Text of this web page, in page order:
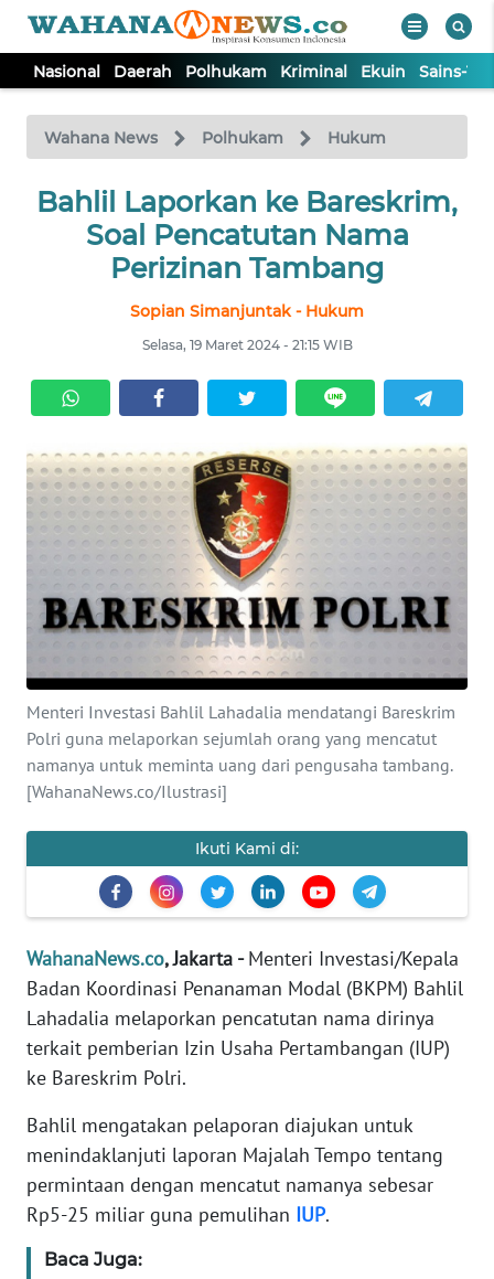
Nasional Daerah Polhukam Kriminal Ekuin Sains-
Wahana News Polhukam Hukum
Bahlil Laporkan ke Bareskrim,
Soal Pencatutan Nama
Perizinan Tambang
Sopian Simanjuntak - Hukum
Selasa, 19 Maret 2024 - 21:15 WIB
Menteri Investasi Bahlil Lahadalia mendatangi Bareskrim
Polri guna melaporkan sejumlah orang yang mencatut
namanya untuk meminta uang dari pengusaha tambang.
[WahanaNews.co/Ilustrasi]
Ikuti Kami di:
WahanaNews.co, Jakarta -Menteri Investasi/Kepala
Badan Koordinasi Penanaman Modal (BKPM) Bahlil
Lahadalia melaporkan pencatutan nama dirinya
terkait pemberian Izin Usaha Pertambangan (IUP)
ke Bareskrim Polri.
Bahlil mengatakan pelaporan diajukan untuk
menindaklanjuti laporan Majalah Tempo tentang
permintaan dengan mencatut namanya sebesar
Rp5-25 miliar guna pemulihan IUP.
Baca Juga:
TV
Tutup
NASIONAL
KRIMINAL
SAINS-TEKNO
KESEHATAN
INTERNASIONAL
SERBA-SERBI
PENDIDIKAN
Informasi
INDEKS
BERITA
KONTAK
KAMI
INFO
IKLAN